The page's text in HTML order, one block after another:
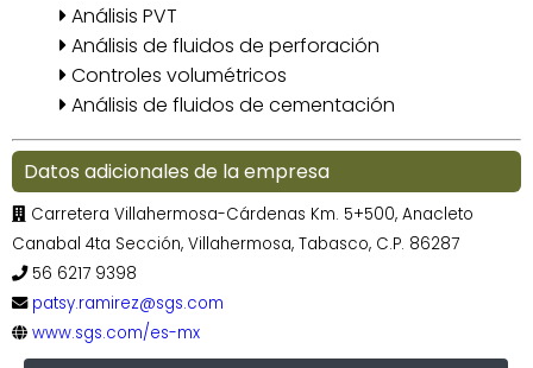
Análisis PVT
Análisis de fluidos de perforación
Controles volumétricos
Análisis de fluidos de cementación
Datos adicionales de la empresa
Carretera Villahermosa-Cárdenas Km. 5+500, Anacleto
Canabal 4ta Sección, Villahermosa, Tabasco, C.P. 86287
56 6217 9398
patsy.ramirez@sgs.com
www.sgs.com/es-mx